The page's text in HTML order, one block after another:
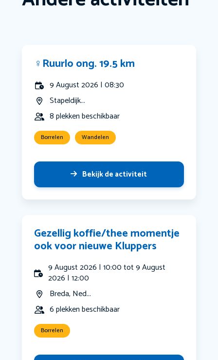
‍♀️Ruurlo ong. 19.5 km
9 August 2026 | 08:30
Stapeldijk...
8 plekken beschikbaar
Borrelen Wandelen
Bekijk de activiteit
Gezellig koffie/thee momentje
ook voor nieuwe Kluppers
9 August 2026 | 10:00 tot 9 August
2026 | 12:00
Breda, Ned...
6 plekken beschikbaar
Borrelen